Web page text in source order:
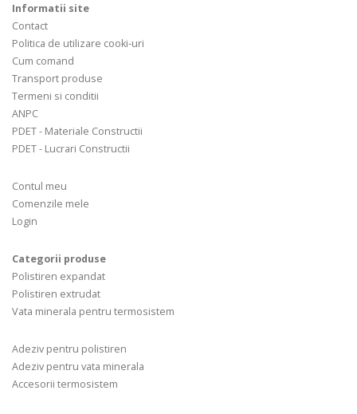
Informatii site
Contact
Politica de utilizare cooki-uri
Cum comand
Transport produse
Termeni si conditii
ANPC
PDET - Materiale Constructii
PDET - Lucrari Constructii
Contul meu
Comenzile mele
Login
Categorii produse
Polistiren expandat
Polistiren extrudat
Vata minerala pentru termosistem
Adeziv pentru polistiren
Adeziv pentru vata minerala
Accesorii termosistem